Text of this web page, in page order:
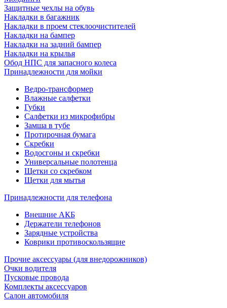
Защитные чехлы на обувь
Накладки в багажник
Накладки в проем стеклоочистителей
Накладки на бампер
Накладки на задний бампер
Накладки на крылья
Обод НПС для запасного колеса
Принадлежности для мойки
Ведро-трансформер
Влажные салфетки
Губки
Салфетки из микрофибры
Замша в тубе
Протирочная бумага
Скребки
Водосгоны и скребки
Универсальные полотенца
Щетки со скребком
Щетки для мытья
Принадлежности для телефона
Внешние АКБ
Держатели телефонов
Зарядные устройства
Коврики противоскользящие
Прочие аксессуары (для внедорожников)
Очки водителя
Пусковые провода
Комплекты аксессуаров
Салон автомобиля